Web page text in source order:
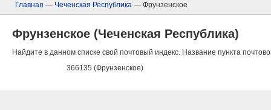
Главная — Чеченская Республика — Фрунзенское
Фрунзенское (Чеченская Республика)
Найдите в данном списке свой почтовый индекс. Название пункта
366135 (Фрунзенское)